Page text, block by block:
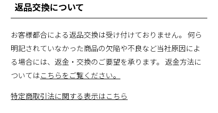
返品交換について
お客様都合による返品交換は受け付けておりません。 何ら
明記されていなかった商品の欠陥や不良など当社原因によ
る場合には、返金・交換のご要望を承ります。 返金方法に
ついてはこちらをご覧ください。
特定商取引法に関する表示はこちら